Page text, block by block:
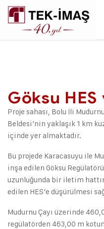
Göksu
Proje sahası, Bolu İli
Beldesi’nin yaklaşık 1 km
içinde yer almaktadır.
Bu projede Karacasuyu ile
inşa edilen Göksu
uzunluğunda bir iletim
edilen HES’e düşürülmesi
Mudurnu Çayı üzerinde
regülatörden 463,00 m